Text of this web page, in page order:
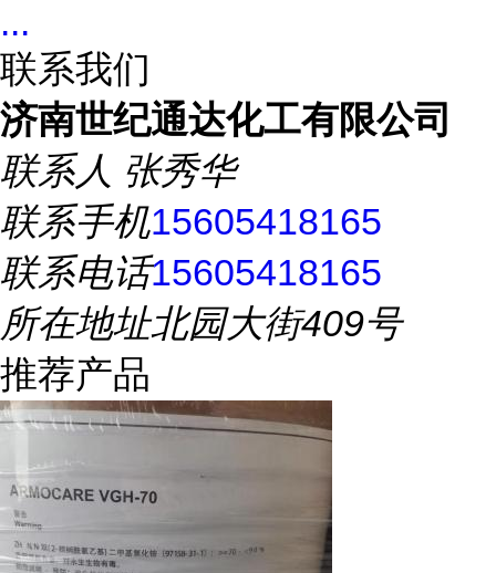
...
联系我们
济南世纪通达化工有限公司
联系人 张秀华
联系手机15605418165
联系电话15605418165
所在地址北园大街409号
推荐产品